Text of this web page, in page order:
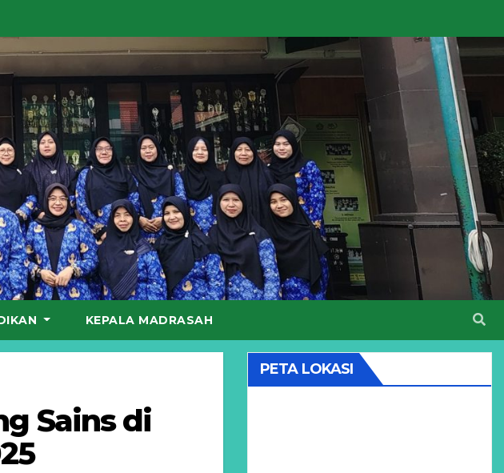
KEPALA MADRASAH
Sains di
PETA LOKASI